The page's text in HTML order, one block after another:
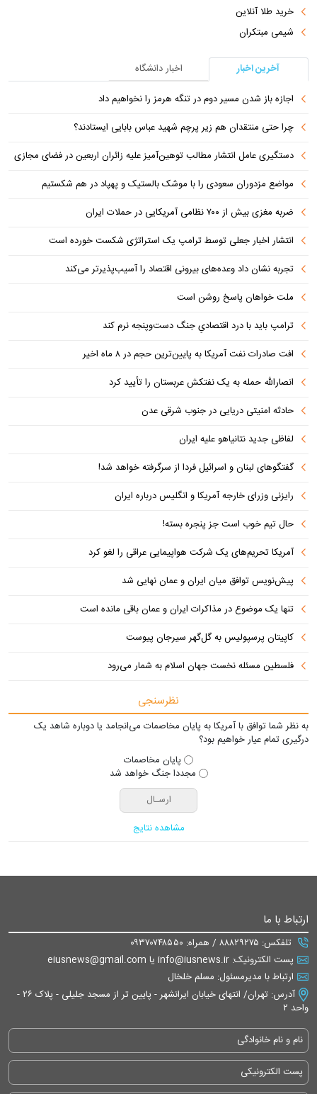
خرید طلا آنلاین
شیمی مبتکران
آخرین اخبار
اخبار دانشگاه
اجازه باز شدن مسیر دوم در تنگه هرمز را نخواهیم داد
چرا حتی منتقدان هم زیر پرچم شهید عباس بابایی ایستادند؟
دستگیری عامل انتشار مطالب توهین‌آمیز علیه زائران اربعین در فضای مجازی
مواضع مزدوران سعودی را با موشک بالستیک و پهپاد در هم شکستیم
ضربه مغزی بیش از ۷۰۰ نظامی آمریکایی در حملات ایران
انتشار اخبار جعلی توسط ترامپ یک استراتژی شکست خورده است
تجربه نشان داد وعده‌های بیرونی اقتصاد را آسیب‌پذیرتر می‌کند
ملت خواهان پاسخ روشن است
ترامپ باید با درد اقتصادیِ جنگ دست‌و‌پنجه نرم کند
افت صادرات نفت آمریکا به پایین‌ترین حجم در ۸ ماه اخیر
انصارالله حمله به یک نفتکش عربستان را تأیید کرد
حادثه امنیتی دریایی در جنوب شرقی عدن
لفاظی جدید نتانیاهو علیه ایران
گفتگوهای لبنان و اسرائیل فردا از سرگرفته خواهد شد!
رایزنی وزرای خارجه آمریکا و انگلیس درباره ایران
حال تیم خوب است جز پنجره بسته!
آمریکا تحریم‌های یک شرکت هواپیمایی عراقی را لغو کرد
پیش‌نویس توافق میان ایران و عمان نهایی شد
تنها یک موضوع در مذاکرات ایران و عمان باقی مانده است
کاپیتان پرسپولیس به گل‌گهر سیرجان پیوست
فلسطین مسئله نخست جهان اسلام به شمار می‌رود
نظرسنجی
به نظر شما توافق با آمریکا به پایان مخاصمات می‌انجامد یا دوباره شاهد یک
درگیری تمام عیار خواهیم بود؟
پایان مخاصمات
مجددا جنگ خواهد شد
مشاهده نتایج
ارتباط با ما
تلفکس: ۸۸۸۲۹۲۷۵ / همراه: ۰۹۳۷۰۷۴۸۵۵۰
پست الکترونیک: info@iusnews.ir یا eiusnews@gmail.com
ارتباط با مدیرمسئول: مسلم خلخال
آدرس: تهران/ انتهای خیابان ایرانشهر - پایین تر از مسجد جلیلی - پلاک ۲۶ -
واحد ۲